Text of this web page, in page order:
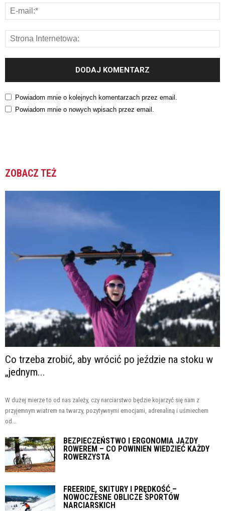
Powiadom mnie o kolejnych komentarzach przez email.
Powiadom mnie o nowych wpisach przez email.
ZOBACZ TEŻ
Co trzeba zrobić, aby wrócić po jeździe na stoku w
„jednym...
W dużej mierze to od nas zależy, czy narciarstwo będzie kojarzyć się nam z
przyjemnym wiatrem na twarzy, pozytywnymi emocjami, adrenaliną i uśmiechem
od...
BEZPIECZEŃSTWO I ERGONOMIA JAZDY
ROWEREM – CO POWINIEN WIEDZIEĆ KAŻDY
ROWERZYSTA
FREERIDE, SKITURY I PRĘDKOŚĆ –
NOWOCZESNE OBLICZE SPORTÓW
NARCIARSKICH